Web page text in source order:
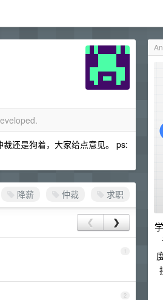
还是狗着，大家给点意见。 ps:
降薪 仲裁 求职
❮ ❯
1
2